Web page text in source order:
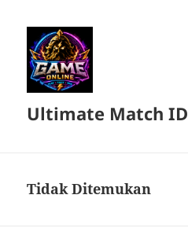
Ultimate Match ID
Tidak Ditemukan